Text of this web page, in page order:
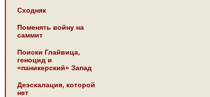
Сходняк
Поменять войну на
саммит
Поиски Глайвица,
геноцид и
«паникерский» Запад
Деэскалация, которой
нет